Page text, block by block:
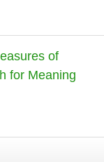
of
for Meaning